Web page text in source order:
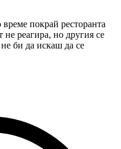
покрай ресторанта
реагира, но другия се
би да искаш да се